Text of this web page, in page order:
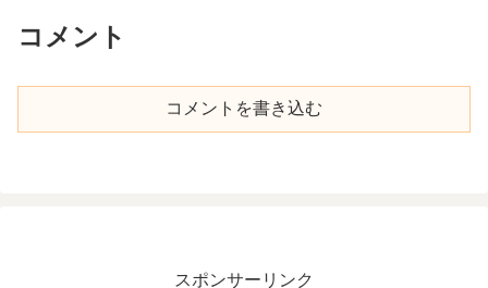
コメント
コメントを書き込む
スポンサーリンク